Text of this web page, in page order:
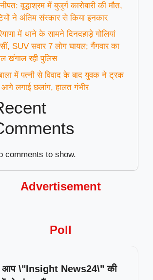
वृद्धाश्रम में बुजुर्ग कारोबारी की मौत,
ने अंतिम संस्कार से किया इनकार
में थाने के सामने दिनदहाड़े गोलियां
SUV सवार 7 लोग घायल; गैंगवार का
खंगाल रही पुलिस
में पत्नी से विवाद के बाद युवक ने ट्रक
लगाई छलांग, हालत गंभीर
comments to show.
Advertisement
Poll
आप \"Insight News24\" की